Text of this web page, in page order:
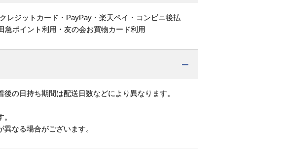
レジットカード・PayPay・楽天ペイ・コンビニ後払
急ポイント利用・友の会お買物カード利用
の日持ち期間は配送日数などにより異なります。
なる場合がございます。